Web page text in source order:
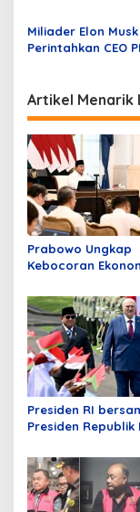
Dimana?
Miliader Elon Musk
Perintahkan CEO
Artikel Menarik
Prabowo Ungkap
Kebocoran
Dibiarkan,
Nasib Bangsa
Presiden RI
Presiden Republik
Bilateral